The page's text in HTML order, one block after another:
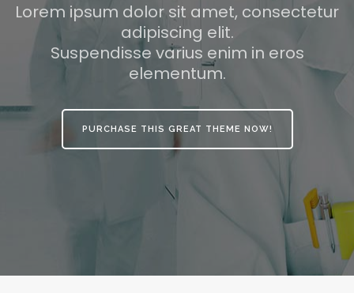
Lorem ipsum dolor sit amet, consectetur
adipiscing elit.
Suspendisse varius enim in eros
elementum.
PURCHASE THIS GREAT THEME NOW!